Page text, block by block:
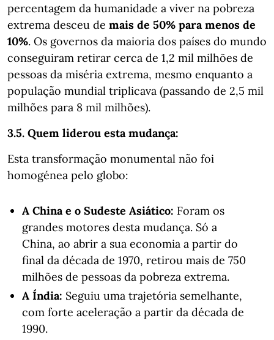
percentagem da humanidade a viver na pobreza
extrema desceu de mais de 50% para menos de
10%. Os governos da maioria dos países do mundo
conseguiram retirar cerca de 1,2 mil milhões de
pessoas da miséria extrema, mesmo enquanto a
população mundial triplicava (passando de 2,5 mil
milhões para 8 mil milhões).
3.5. Quem liderou esta mudança:
Esta transformação monumental não foi
homogénea pelo globo:
A China e o Sudeste Asiático: Foram os
grandes motores desta mudança. Só a
China, ao abrir a sua economia a partir do
final da década de 1970, retirou mais de 750
milhões de pessoas da pobreza extrema.
A Índia: Seguiu uma trajetória semelhante,
com forte aceleração a partir da década de
1990.